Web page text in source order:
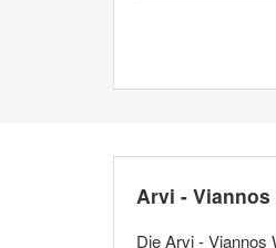
Arvi -
Die Arvi - Viannos